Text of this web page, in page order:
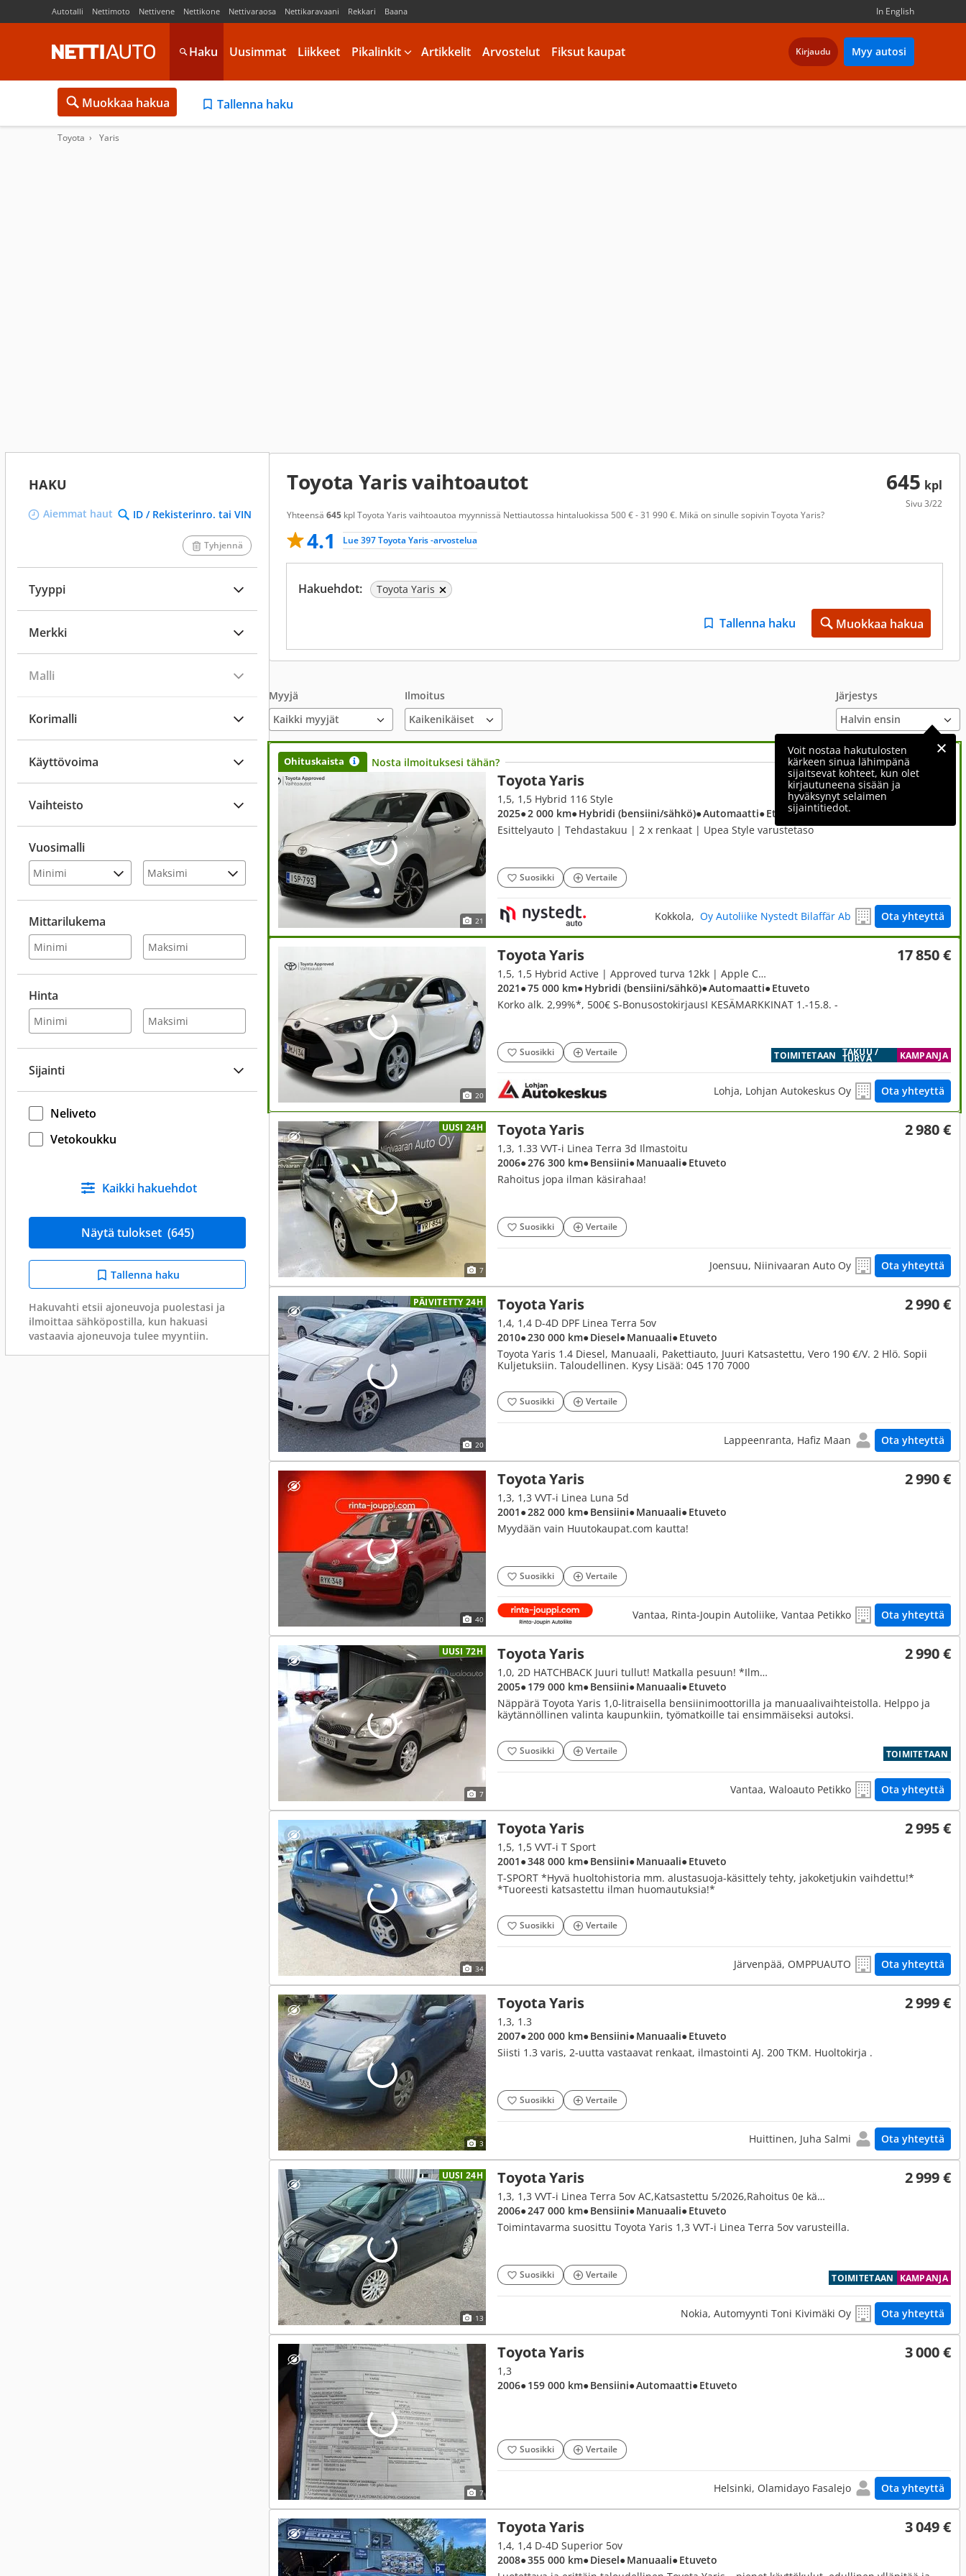
Autotalli Nettimoto Nettivene Nettikone Nettivaraosa Nettikaravaani Rekkari Baana In English
Haku Uusimmat Liikkeet Pikalinkit Artikkelit Arvostelut Fiksut kaupat Kirjaudu Myy autosi
Muokkaa hakua Tallenna haku
Toyota Yaris
HAKU
Aiemmat haut ID / Rekisterinro. tai VIN
Tyhjennä
Tyyppi
Merkki
Malli
Korimalli
Käyttövoima
Vaihteisto
Vuosimalli
Mittarilukema
Hinta
Sijainti
Neliveto
Vetokoukku
Kaikki hakuehdot
Näytä tulokset (645)
Tallenna haku
Hakuvahti etsii ajoneuvoja puolestasi ja
ilmoittaa sähköpostilla, kun hakuasi
vastaavia ajoneuvoja tulee myyntiin.
645 kpl
Sivu3/22
Toyota Yaris vaihtoautot
Yhteensä 645 kpl Toyota Yaris vaihtoautoa myynnissä Nettiautossa hintaluokissa 500 € - 31 990 €. Mikä on sinulle sopivin Toyota Yaris?
4.1 Lue 397 Toyota Yaris -arvostelua
Hakuehdot: Toyota Yaris
Tallenna haku Muokkaa hakua
Myyjä
Kaikki myyjät
Ilmoitus Järjestys
Voit nostaa hakutulosten
kärkeen sinua lähimpänä
sijaitsevat kohteet, kun olet
kirjautuneena sisään ja
hyväksynyt selaimen
sijaintitiedot.
Ohituskaista Nosta ilmoituksesi tähän?
21
Toyota Yaris 29 800 €
1,5, 1,5 Hybrid 116 Style
2025● 2 000 km● Hybridi (bensiini/sähkö)● Automaatti● Etuveto
Esittelyauto | Tehdastakuu | 2 x renkaat | Upea Style varustetaso
Suosikki Vertaile
Kokkola, Oy Autoliike Nystedt Bilaffär Ab Ota yhteyttä
20
Toyota Yaris 17 850 €
TOIMITETAAN TAKUU /
TURVA KAMPANJA
1,5, 1,5 Hybrid Active | Approved turva 12kk | Apple Carplay&Android Auto | Adaptiivinen Cruise | Peruutuskamera
2021● 75 000 km● Hybridi (bensiini/sähkö)● Automaatti● Etuveto
Korko alk. 2,99%*, 500€ S-BonusostokirjausI KESÄMARKKINAT 1.-15.8. -
Suosikki Vertaile
Lohja, Lohjan Autokeskus Oy Ota yhteyttä
UUSI 24H
7
Toyota Yaris 2 980 €
1,3, 1.33 VVT-i Linea Terra 3d Ilmastoitu
2006● 276 300 km● Bensiini● Manuaali● Etuveto
Rahoitus jopa ilman käsirahaa!
Suosikki Vertaile
Joensuu, Niinivaaran Auto Oy Ota yhteyttä
PÄIVITETTY 24H
20
Toyota Yaris 2 990 €
1,4, 1,4 D-4D DPF Linea Terra 5ov
2010● 230 000 km● Diesel● Manuaali● Etuveto
Toyota Yaris 1.4 Diesel, Manuaali, Pakettiauto, Juuri Katsastettu, Vero 190 €/V. 2 Hlö. Sopii
Kuljetuksiin. Taloudellinen. Kysy Lisää: 045 170 7000
Suosikki Vertaile
Lappeenranta, Hafiz Maan Ota yhteyttä
40
Toyota Yaris 2 990 €
1,3, 1,3 VVT-i Linea Luna 5d
2001● 282 000 km● Bensiini● Manuaali● Etuveto
Myydään vain Huutokaupat.com kautta!
Suosikki Vertaile
Vantaa, Rinta-Joupin Autoliike, Vantaa Petikko Ota yhteyttä
UUSI 72H
7
Toyota Yaris 2 990 €
TOIMITETAAN
1,0, 2D HATCHBACK Juuri tullut! Matkalla pesuun! *Ilmastointi / Radio / 2 x renkaat + vanteet*
2005● 179 000 km● Bensiini● Manuaali● Etuveto
Näppärä Toyota Yaris 1,0-litraisella bensiinimoottorilla ja manuaalivaihteistolla. Helppo ja
käytännöllinen valinta kaupunkiin, työmatkoille tai ensimmäiseksi autoksi.
Suosikki Vertaile
Vantaa, Waloauto Petikko Ota yhteyttä
34
Toyota Yaris 2 995 €
1,5, 1,5 VVT-i T Sport
2001● 348 000 km● Bensiini● Manuaali● Etuveto
T-SPORT *Hyvä huoltohistoria mm. alustasuoja-käsittely tehty, jakoketjukin vaihdettu!*
*Tuoreesti katsastettu ilman huomautuksia!*
Suosikki Vertaile
Järvenpää, OMPPUAUTO Ota yhteyttä
3
Toyota Yaris 2 999 €
1,3, 1.3
2007● 200 000 km● Bensiini● Manuaali● Etuveto
Siisti 1.3 varis, 2-uutta vastaavat renkaat, ilmastointi AJ. 200 TKM. Huoltokirja .
Suosikki Vertaile
Huittinen, Juha Salmi Ota yhteyttä
UUSI 24H
13
Toyota Yaris 2 999 €
TOIMITETAAN KAMPANJA
1,3, 1,3 VVT-i Linea Terra 5ov AC,Katsastettu 5/2026,Rahoitus 0e käsirahalla 42e/kk
2006● 247 000 km● Bensiini● Manuaali● Etuveto
Toimintavarma suosittu Toyota Yaris 1,3 VVT-i Linea Terra 5ov varusteilla.
Suosikki Vertaile
Nokia, Automyynti Toni Kivimäki Oy Ota yhteyttä
7
Toyota Yaris 3 000 €
1,3
2006● 159 000 km● Bensiini● Automaatti● Etuveto
Suosikki Vertaile
Helsinki, Olamidayo Fasalejo Ota yhteyttä
Toyota Yaris 3 049 €
1,4, 1,4 D-4D Superior 5ov
2008● 355 000 km● Diesel● Manuaali● Etuveto